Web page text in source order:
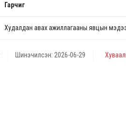
Гарчиг
Худалдан авах ажиллагааны явцын
Шинэчилсэн: 2026-06-29